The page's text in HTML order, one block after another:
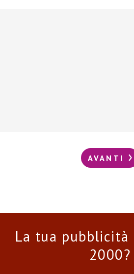
AVANTI
La tua pubblicità
2000?